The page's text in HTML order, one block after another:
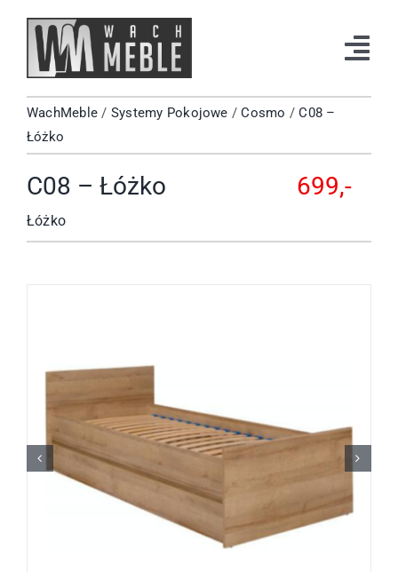
zawartości
Strona Główna
WachMeble / Systemy Pokojowe /Cosmo /C08 –
Łóżko
C08 – Łóżko
Łóżko
699,-